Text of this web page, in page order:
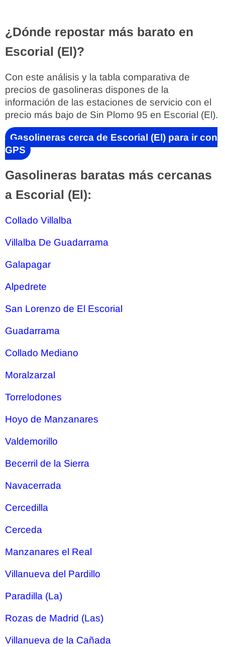
¿Dónde repostar más barato en
Escorial (El)?
Con este análisis y la tabla comparativa de
precios de gasolineras dispones de la
información de las estaciones de servicio con el
precio más bajo de Sin Plomo 95 en Escorial (El).
Gasolineras cerca de Escorial (El) para ir con
GPS
Gasolineras baratas más cercanas
a Escorial (El):
Collado Villalba
Villalba De Guadarrama
Galapagar
Alpedrete
San Lorenzo de El Escorial
Guadarrama
Collado Mediano
Moralzarzal
Torrelodones
Hoyo de Manzanares
Valdemorillo
Becerril de la Sierra
Navacerrada
Cercedilla
Cerceda
Manzanares el Real
Villanueva del Pardillo
Paradilla (La)
Rozas de Madrid (Las)
Villanueva de la Cañada